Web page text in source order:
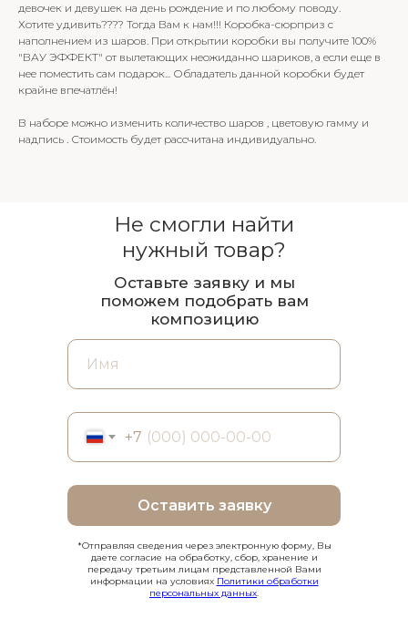
девочек и девушек на день рождение и по любому поводу.
Хотите удивить???? Тогда Вам к нам!!! Коробка-сюрприз с
наполнением из шаров. При открытии коробки вы получите 100%
"ВАУ ЭФФЕКТ" от вылетающих неожиданно шариков, а если еще в
нее поместить сам подарок... Обладатель данной коробки будет
крайне впечатлён!
В наборе можно изменить количество шаров , цветовую гамму и
надпись . Стоимость будет рассчитана индивидуально.
+7
Оставить заявку
Не смогли найти
нужный товар?
Оставьте заявку и мы
поможем подобрать вам
композицию
*Отправляя сведения через электронную форму, Вы
даете согласие на обработку, сбор, хранение и
передачу третьим лицам представленной Вами
информации на условиях Политики обработки
персональных данных.